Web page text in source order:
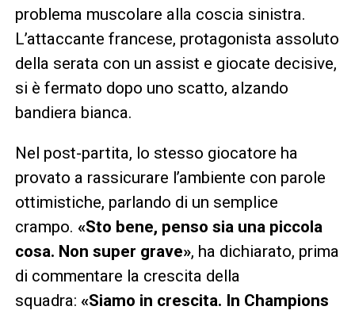
problema muscolare alla coscia sinistra.
L’attaccante francese, protagonista assoluto
della serata con un assist e giocate decisive,
si è fermato dopo uno scatto, alzando
bandiera bianca.
Nel post-partita, lo stesso giocatore ha
provato a rassicurare l’ambiente con parole
ottimistiche, parlando di un semplice
crampo. «Sto bene, penso sia una piccola
cosa. Non super grave», ha dichiarato, prima
di commentare la crescita della
squadra: «Siamo in crescita. In Champions